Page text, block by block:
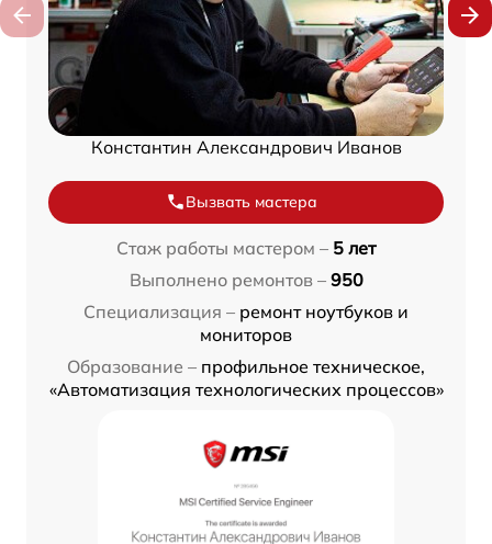
Константин Александрович Иванов
Вызвать мастера
Стаж работы мастером – 5 лет
Выполнено ремонтов – 950
Специализация – ремонт ноутбуков и
мониторов
Образование – профильное техническое,
«Автоматизация технологических процессов»